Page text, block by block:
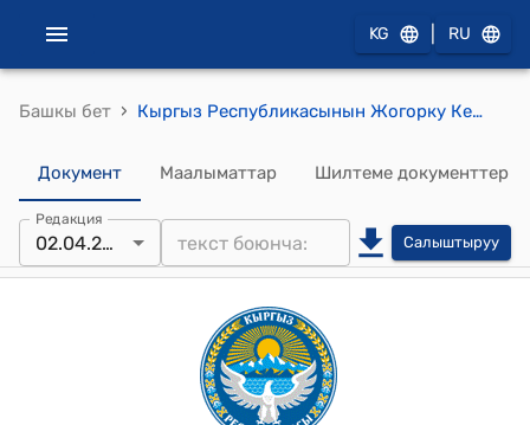
KG RU
Башкы бет › Кыргыз Республикасынын Жогорку Кеңешинин 2026-жылдын 21-январындагы № 77-VIII "Европа Бирлиги – Кыргызстан" парламенттик кызматташтык комитетине Кыргыз Республикасынын парламенттик делегациясын түзүү жөнүндө" токтому
Документ Маалыматтар Шилтеме документтер
Редакция
02.04.2026 Салыштыруу